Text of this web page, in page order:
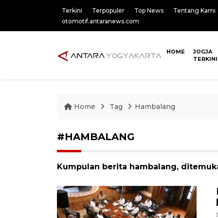
Terkini Terpopuler Top News
Tentang Kami
otomotif.antaranews.com
HOME
JOGJA
TERKINI
Home Tag Hambalang
#HAMBALANG
Kumpulan berita hambalang,